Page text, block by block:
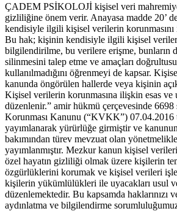
ÇADEM PSİKOLOJİ kişisel veri
gizliliğine önem verir. Anayasa madde 20’
kendisiyle ilgili kişisel verilerin korunmasını
Bu hak; kişinin kendisiyle ilgili kişisel veriler
bilgilendirilme, bu verilere erişme, bunların
silinmesini talep etme ve amaçları
kullanılmadığını öğrenmeyi de kapsar.
kanunda öngörülen hallerde veya kişinin
Kişisel verilerin korunmasına ilişkin esas ve
düzenlenir.” amir hükmü çerçevesinde 6698
Korunması Kanunu (“KVKK”) 07.04.2016
yayımlanarak yürürlüğe girmiştir ve
bakımından türev mevzuat olan
yayımlanmıştır. Mezkur kanun kişisel
özel hayatın gizliliği olmak üzere kişilerin
özgürlüklerini korumak ve kişisel verileri
kişilerin yükümlülükleri ile uyacakları usul
düzenlemektedir. Bu kapsamda haklarınızı
aydınlatma ve bilgilendirme